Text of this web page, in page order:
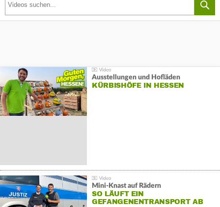
Ausstellungen und Hofläden
KÜRBISHÖFE IN HESSEN
Mini-Knast auf Rädern
SO LÄUFT EIN
GEFANGENENTRANSPORT AB